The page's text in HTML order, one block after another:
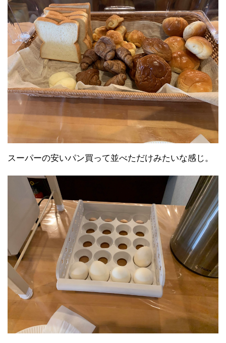
スーパーの安いパン買って並べただけみたいな感じ。